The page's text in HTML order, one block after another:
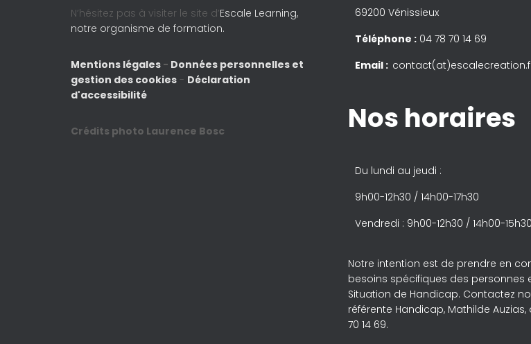
N’hésitez pas à visiter le site d’Escale Learning,
notre organisme de formation.
Mentions légales - Données personnelles et
gestion des cookies - Déclaration
d'accessibilité
Crédits photo Laurence Bosc
69200 Vénissieux
Téléphone : 04 78 70 14 69
Email :
Nos horaires
Du lundi au jeudi :
9h00-12h30 / 14h00-17h30
Vendredi : 9h00-12h30 / 14h00-15h30
Notre intention est de prendre en
besoins spécifiques des personnes
Situation de Handicap. Contactez
référente Handicap, Mathilde Auzias,
70 14 69.